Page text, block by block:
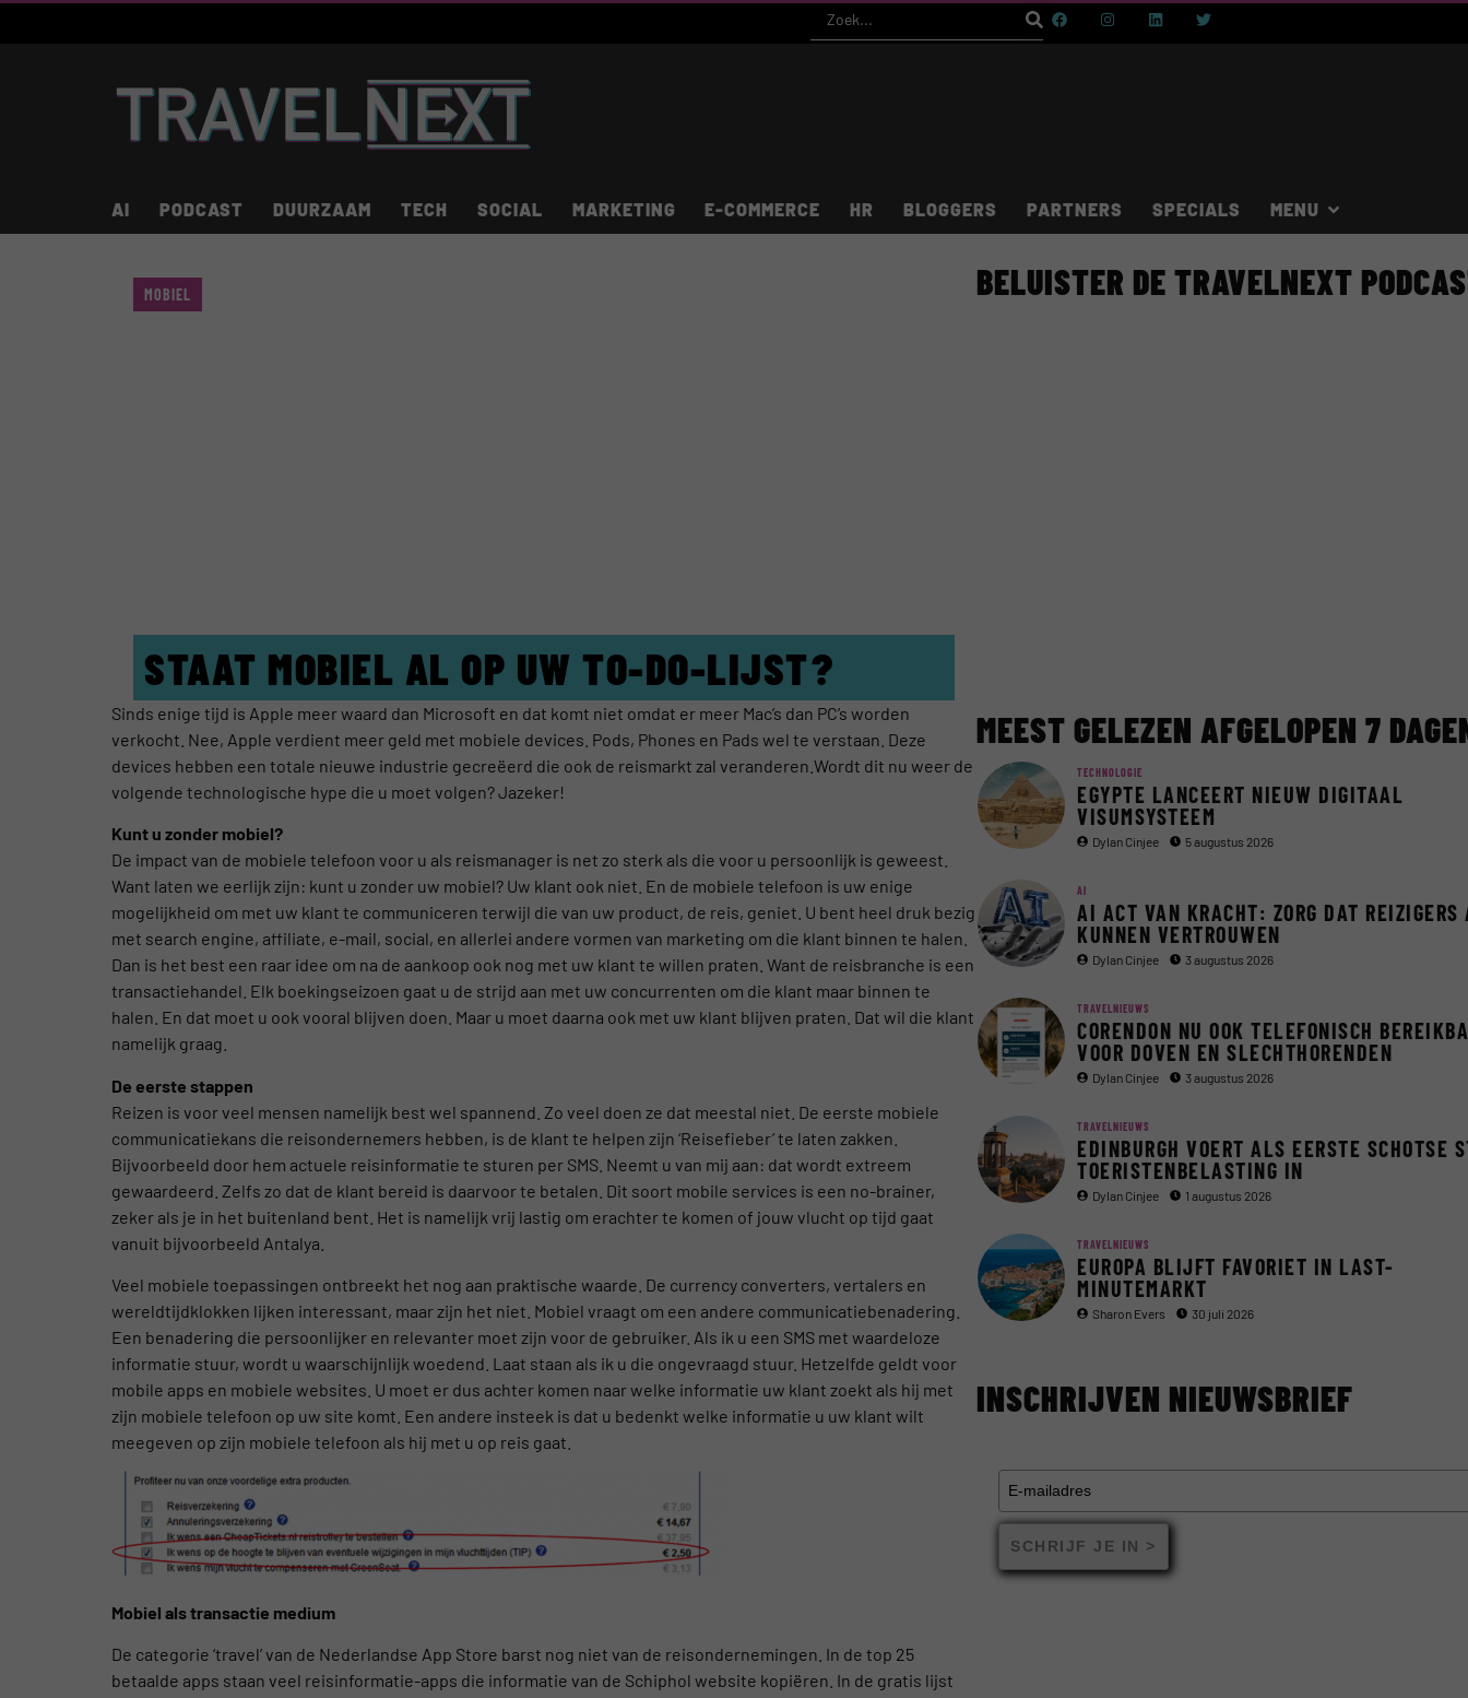
AI PODCAST DUURZAAM TECH SOCIAL MARKETING E-COMMERCE HR BLOGGERS PARTNERS SPECIALS
STAAT MOBIEL AL OP UW TO-DO-LIJST?
MOBIEL
Sinds enige tijd is Apple meer waard dan Microsoft en dat komt niet omdat er meer Mac’s dan PC’s worden
verkocht. Nee, Apple verdient meer geld met mobiele devices. Pods, Phones en Pads wel te verstaan. Deze
devices hebben een totale nieuwe industrie gecreëerd die ook de reismarkt zal veranderen.Wordt dit nu weer de
volgende technologische hype die u moet volgen? Jazeker!
Kunt u zonder mobiel?
De impact van de mobiele telefoon voor u als reismanager is net zo sterk als die voor u persoonlijk is geweest.
Want laten we eerlijk zijn: kunt u zonder uw mobiel? Uw klant ook niet. En de mobiele telefoon is uw enige
mogelijkheid om met uw klant te communiceren terwijl die van uw product, de reis, geniet. U bent heel druk bezig
met search engine, affiliate, e-mail, social, en allerlei andere vormen van marketing om die klant binnen te halen.
Dan is het best een raar idee om na de aankoop ook nog met uw klant te willen praten. Want de reisbranche is een
transactiehandel. Elk boekingseizoen gaat u de strijd aan met uw concurrenten om die klant maar binnen te
halen. En dat moet u ook vooral blijven doen. Maar u moet daarna ook met uw klant blijven praten. Dat wil die klant
namelijk graag.
De eerste stappen
Reizen is voor veel mensen namelijk best wel spannend. Zo veel doen ze dat meestal niet. De eerste mobiele
communicatiekans die reisondernemers hebben, is de klant te helpen zijn ‘Reisefieber’ te laten zakken.
Bijvoorbeeld door hem actuele reisinformatie te sturen per SMS. Neemt u van mij aan: dat wordt extreem
gewaardeerd. Zelfs zo dat de klant bereid is daarvoor te betalen. Dit soort mobile services is een no-brainer,
zeker als je in het buitenland bent. Het is namelijk vrij lastig om erachter te komen of jouw vlucht op tijd gaat
vanuit bijvoorbeeld Antalya.
Veel mobiele toepassingen ontbreekt het nog aan praktische waarde. De currency converters, vertalers en
wereldtijdklokken lijken interessant, maar zijn het niet. Mobiel vraagt om een andere communicatiebenadering.
Een benadering die persoonlijker en relevanter moet zijn voor de gebruiker. Als ik u een SMS met waardeloze
informatie stuur, wordt u waarschijnlijk woedend. Laat staan als ik u die ongevraagd stuur. Hetzelfde geldt voor
mobile apps en mobiele websites. U moet er dus achter komen naar welke informatie uw klant zoekt als hij met
zijn mobiele telefoon op uw site komt. Een andere insteek is dat u bedenkt welke informatie u uw klant wilt
meegeven op zijn mobiele telefoon als hij met u op reis gaat.
Mobiel als transactie medium
De categorie ‘travel’ van de Nederlandse App Store barst nog niet van de reisondernemingen. In de top 25
betaalde apps staan veel reisinformatie-apps die informatie van de Schiphol website kopiëren. In de gratis lijst
BELUISTER DE TRAVELNEXT
MEEST GELEZEN AFGELOPEN 7
TECHNOLOGIE
EGYPTE LANCEERT NIEUW DIGITAAL
VISUMSYSTEEM
Dylan Cinjee 5 augustus 2026
AI
AI ACT VAN KRACHT: ZORG DAT REIZIGERS
KUNNEN VERTROUWEN
Dylan Cinjee 3 augustus 2026
TRAVELNIEUWS
CORENDON NU OOK TELEFONISCH
VOOR DOVEN EN SLECHTHORENDEN
Dylan Cinjee 3 augustus 2026
TRAVELNIEUWS
EDINBURGH VOERT ALS EERSTE SCHOTSE
TOERISTENBELASTING IN
Dylan Cinjee 1 augustus 2026
TRAVELNIEUWS
EUROPA BLIJFT FAVORIET IN LAST-
MINUTEMARKT
Sharon Evers 30 juli 2026
INSCHRIJVEN NIEUWSBRIEF
SCHRIJF JE IN >